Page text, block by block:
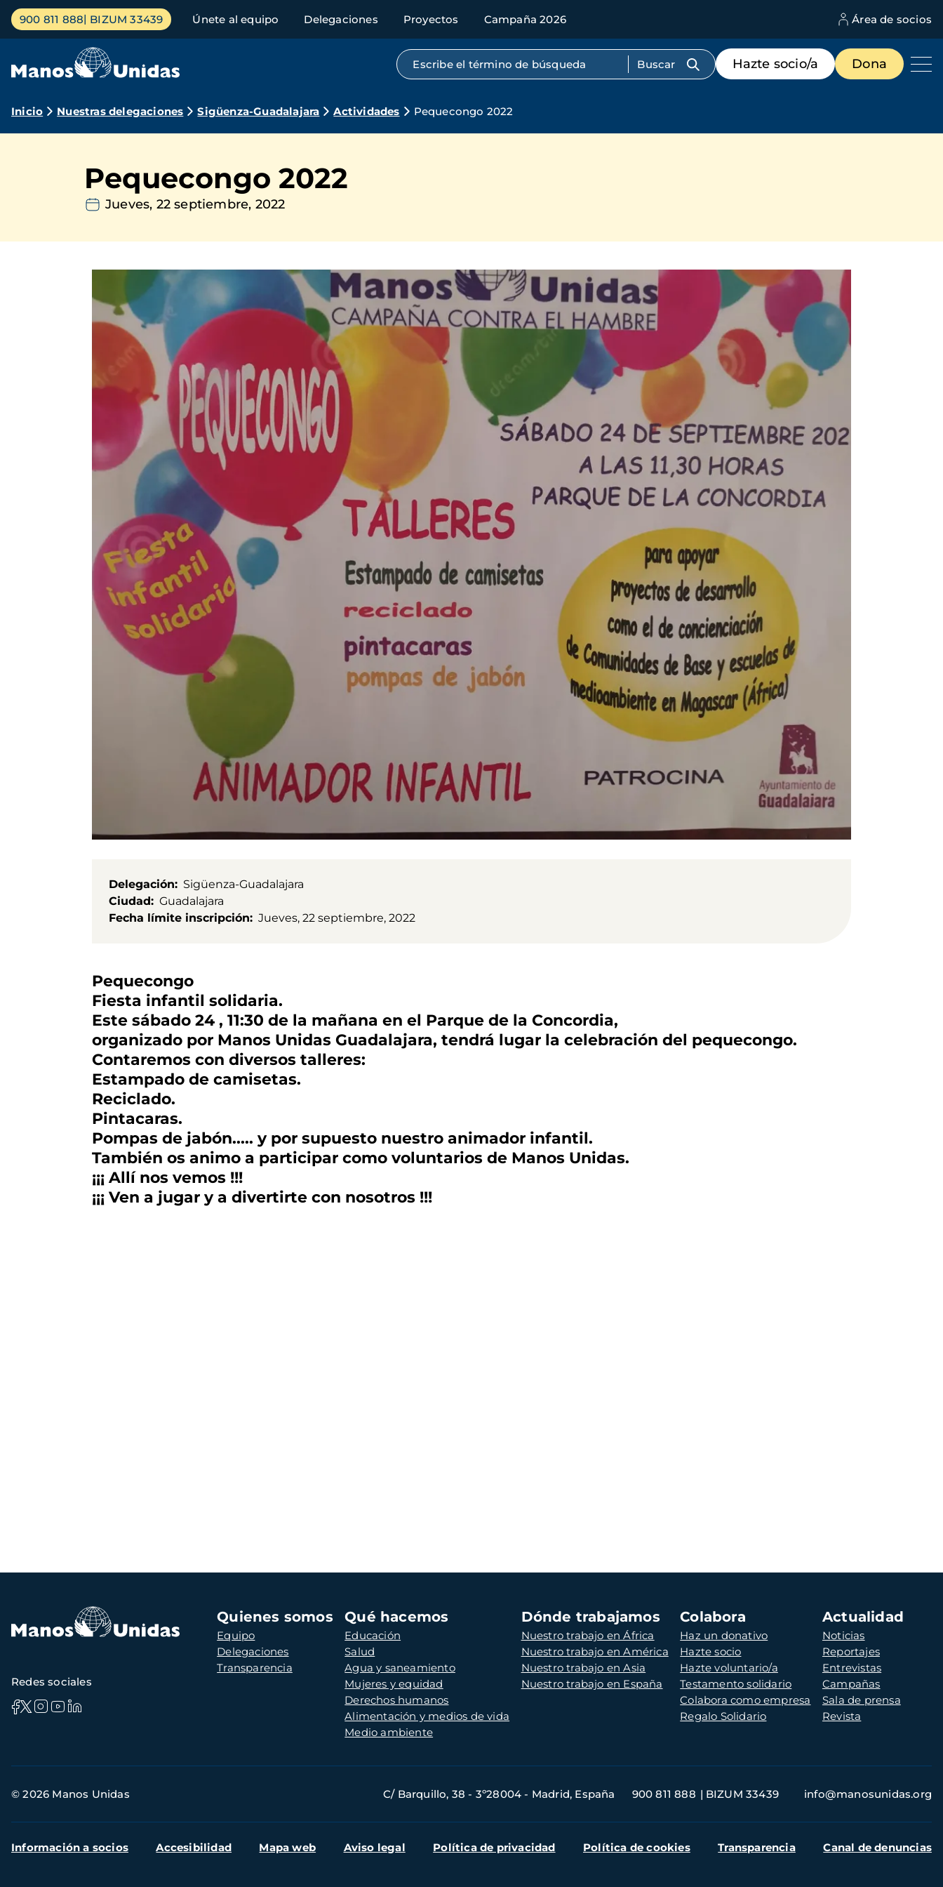
Pasar
contenido
Menú
principal
900 811 888 BIZUM 33439 Únete al equipo Delegaciones Proyectos Campaña 2026 Área de socios
Búsqueda por texto completo
Menú
de
destacados
Hazte socio/a Dona
Ruta
navegación
Inicio Nuestras delegaciones Sigüenza-Guadalajara Actividades Pequecongo 2022
Pequecongo 2022
Jueves, 22 septiembre, 2022
Delegación
Sigüenza-Guadalajara
Ciudad
Guadalajara
Fecha límite inscripción
Jueves, 22 septiembre, 2022
Pequecongo
Fiesta infantil solidaria.
Este sábado 24 , 11:30 de la mañana en el Parque de la Concordia,
organizado por Manos Unidas Guadalajara, tendrá lugar la celebración del pequecongo.
Contaremos con diversos talleres:
Estampado de camisetas.
Reciclado.
Pintacaras.
Pompas de jabón..... y por supuesto nuestro animador infantil.
También os animo a participar como voluntarios de Manos Unidas.
¡¡¡ Allí nos vemos !!!
¡¡¡ Ven a jugar y a divertirte con nosotros !!!
Navegación
principal
Quienes somos
Equipo
Delegaciones
Transparencia
Qué hacemos
Educación
Salud
Agua y saneamiento
Mujeres y equidad
Derechos humanos
Alimentación y medios de vida
Medio ambiente
Dónde trabajamos
Nuestro trabajo en África
Nuestro trabajo en América
Nuestro trabajo en Asia
Nuestro trabajo en España
Colabora
Haz un donativo
Hazte socio
Hazte voluntario/a
Testamento solidario
Colabora como empresa
Regalo Solidario
Actualidad
Noticias
Reportajes
Entrevistas
Campañas
Sala de prensa
Revista
Redes sociales
de
© 2026 Manos Unidas C/ Barquillo, 38 - 3º28004 - Madrid, España 900 811 888 BIZUM 33439 info@manosunidas.org
Menú
Información a socios Accesibilidad Mapa web Aviso legal Política de privacidad Política de cookies Transparencia Canal de denuncias